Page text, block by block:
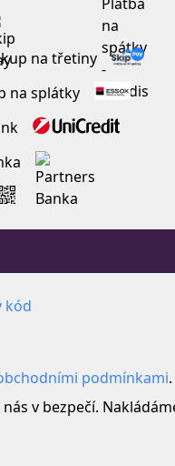
na třetiny
na splátky
kód
podmínkami
v bezpečí.